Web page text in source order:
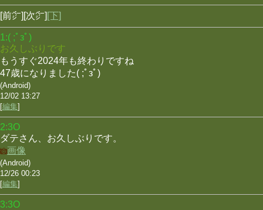
[前㌻][次㌻] [下]
1:( ;ﾟзﾟ)
お久しぶりです
もうすぐ2024年も終わりですね
47歳になりました( ;ﾟзﾟ)
(Android)
12/02 13:27
[編集]
2:3O
ダテさん、お久しぶりです。
画像
(Android)
12/26 00:23
[編集]
3:3O